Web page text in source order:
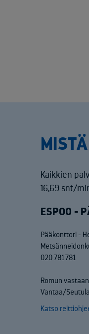
Kaikkien
16,69 snt/
ESPOO -
Pääkonttori -
020 781 781
Romun
Vantaa/
Katso